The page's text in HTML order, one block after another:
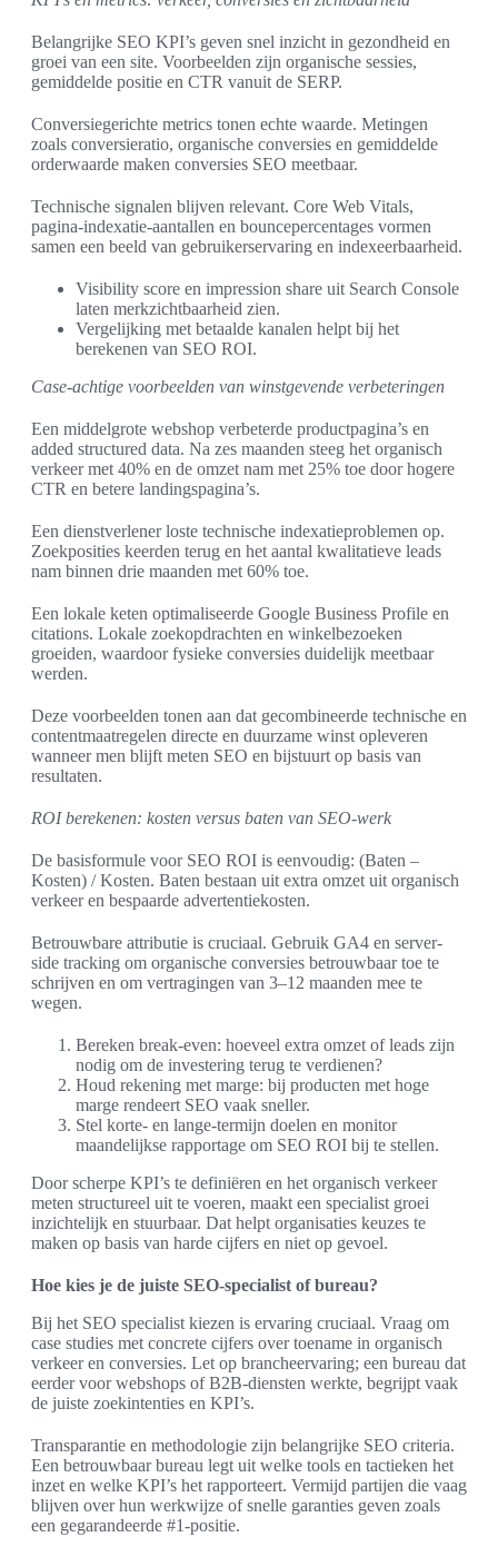
Belangrijke SEO KPI’s geven snel inzicht in gezondheid en
groei van een site. Voorbeelden zijn organische sessies,
gemiddelde positie en CTR vanuit de SERP.
Conversiegerichte metrics tonen echte waarde. Metingen
zoals conversieratio, organische conversies en gemiddelde
orderwaarde maken conversies SEO meetbaar.
Technische signalen blijven relevant. Core Web Vitals,
pagina-indexatie-aantallen en bouncepercentages vormen
samen een beeld van gebruikerservaring en indexeerbaarheid.
Visibility score en impression share uit Search Console
laten merkzichtbaarheid zien.
Vergelijking met betaalde kanalen helpt bij het
berekenen van SEO ROI.
Case‑achtige voorbeelden van winstgevende verbeteringen
Een middelgrote webshop verbeterde productpagina’s en
added structured data. Na zes maanden steeg het organisch
verkeer met 40% en de omzet nam met 25% toe door hogere
CTR en betere landingspagina’s.
Een dienstverlener loste technische indexatieproblemen op.
Zoekposities keerden terug en het aantal kwalitatieve leads
nam binnen drie maanden met 60% toe.
Een lokale keten optimaliseerde Google Business Profile en
citations. Lokale zoekopdrachten en winkelbezoeken
groeiden, waardoor fysieke conversies duidelijk meetbaar
werden.
Deze voorbeelden tonen aan dat gecombineerde technische en
contentmaatregelen directe en duurzame winst opleveren
wanneer men blijft meten SEO en bijstuurt op basis van
resultaten.
ROI berekenen: kosten versus baten van SEO‑werk
De basisformule voor SEO ROI is eenvoudig: (Baten –
Kosten) / Kosten. Baten bestaan uit extra omzet uit organisch
verkeer en bespaarde advertentiekosten.
Betrouwbare attributie is cruciaal. Gebruik GA4 en server-
side tracking om organische conversies betrouwbaar toe te
schrijven en om vertragingen van 3–12 maanden mee te
wegen.
Bereken break-even: hoeveel extra omzet of leads zijn
nodig om de investering terug te verdienen?
Houd rekening met marge: bij producten met hoge
marge rendeert SEO vaak sneller.
Stel korte- en lange-termijn doelen en monitor
maandelijkse rapportage om SEO ROI bij te stellen.
Door scherpe KPI’s te definiëren en het organisch verkeer
meten structureel uit te voeren, maakt een specialist groei
inzichtelijk en stuurbaar. Dat helpt organisaties keuzes te
maken op basis van harde cijfers en niet op gevoel.
Hoe kies je de juiste SEO-specialist of bureau?
Bij het SEO specialist kiezen is ervaring cruciaal. Vraag om
case studies met concrete cijfers over toename in organisch
verkeer en conversies. Let op brancheervaring; een bureau dat
eerder voor webshops of B2B-diensten werkte, begrijpt vaak
de juiste zoekintenties en KPI’s.
Transparantie en methodologie zijn belangrijke SEO criteria.
Een betrouwbaar bureau legt uit welke tools en tactieken het
inzet en welke KPI’s het rapporteert. Vermijd partijen die vaag
blijven over hun werkwijze of snelle garanties geven zoals
een gegarandeerde #1‑positie.